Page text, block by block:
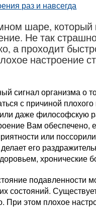
раз и навсегда
шаре,
Не так
а проходит
настроение
сигнал организма о
с причиной
даже философскую
Вам обеспечено,
или
его
хронические
подавленности
состояний.
При этом плохое